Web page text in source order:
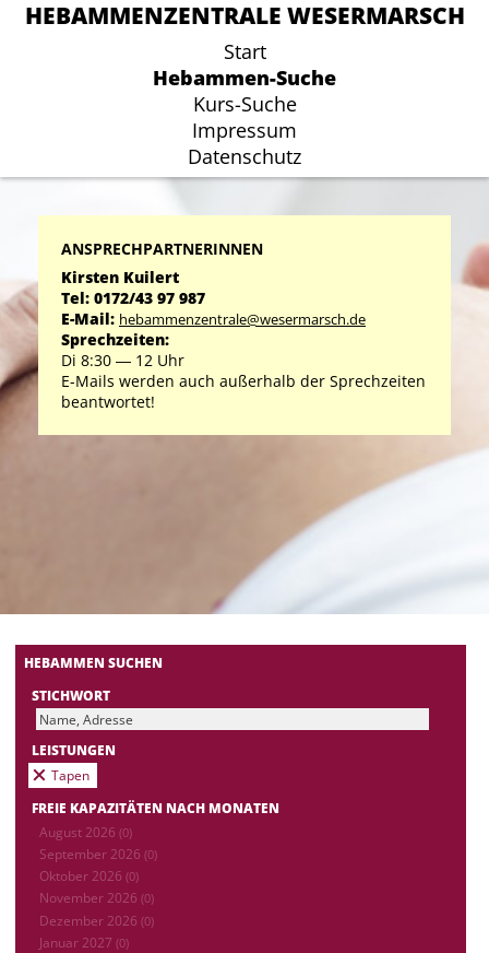
HEBAMMENZENTRALE WESERMARSCH
Start
Hebammen-Suche
Kurs-Suche
Impressum
Datenschutz
HEBAMMENZENTRALE WESERMARSCH
Start
Hebammen-Suche
Kurs-Suche
Impressum
Datenschutz
ANSPRECHPARTNERINNEN
Kirsten Kuilert
Tel: 0172/43 97 987
E-Mail: hebammenzentrale@wesermarsch.de
Sprechzeiten:
Di 8:30 ― 12 Uhr
E-Mails werden auch außerhalb der Sprechzeiten
beantwortet!
HEBAMMEN SUCHEN
STICHWORT
LEISTUNGEN
Tapen
FREIE KAPAZITÄTEN NACH MONATEN
August 2026 (0)
September 2026 (0)
Oktober 2026 (0)
November 2026 (0)
Dezember 2026 (0)
Januar 2027 (0)